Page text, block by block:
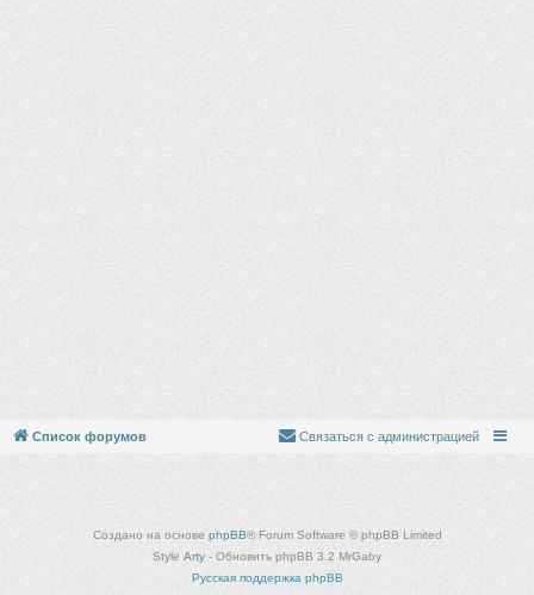
Список форумов Связаться с администрацией
Создано на основе phpBB® Forum Software © phpBB Limited
Style Arty - Обновить phpBB 3.2 MrGaby
Русская поддержка phpBB